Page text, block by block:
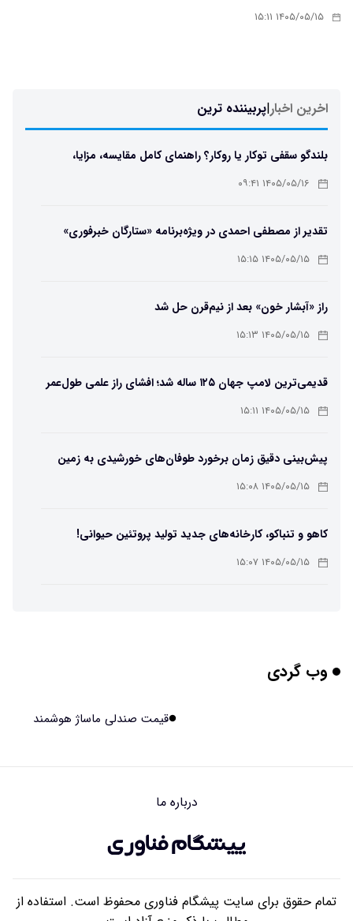
۱۴۰۵/۰۵/۱۵ ۱۵:۱۱
اخرین اخبار|پربیننده ترین
بلندگو سقفی توکار یا روکار؟ راهنمای کامل مقایسه، مزایا،
معایب و انتخاب بهترین مدل
۱۴۰۵/۰۵/۱۶ ۰۹:۴۱
تقدیر از مصطفی احمدی در ویژه‌برنامه «ستارگان خبرفوری»
۱۴۰۵/۰۵/۱۵ ۱۵:۱۵
راز «آبشار خون» بعد از نیم‌قرن حل شد
۱۴۰۵/۰۵/۱۵ ۱۵:۱۳
قدیمی‌ترین لامپ جهان ۱۲۵ ساله شد؛ افشای راز علمی طول‌عمر
لامپ سنتنیال
۱۴۰۵/۰۵/۱۵ ۱۵:۱۱
پیش‌بینی دقیق زمان برخورد طوفان‌های خورشیدی به زمین
ممکن شد
۱۴۰۵/۰۵/۱۵ ۱۵:۰۸
کاهو و تنباکو، کارخانه‌های جدید تولید پروتئین حیوانی!
۱۴۰۵/۰۵/۱۵ ۱۵:۰۷
چرا افراد مضطرب دنیا را متفاوت می بینند؟
وب گردی
قیمت صندلی ماساژ هوشمند
درباره ما
تمام حقوق برای سایت پیشگام فناوری محفوظ است. استفاده از